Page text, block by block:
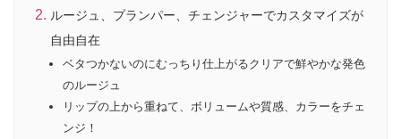
ルージュ、プランパー、チェンジャーでカスタマイズが
自由自在
ベタつかないのにむっちり仕上がるクリアで鮮やかな発色
のルージュ
リップの上から重ねて、ボリュームや質感、カラーをチェ
ンジ！